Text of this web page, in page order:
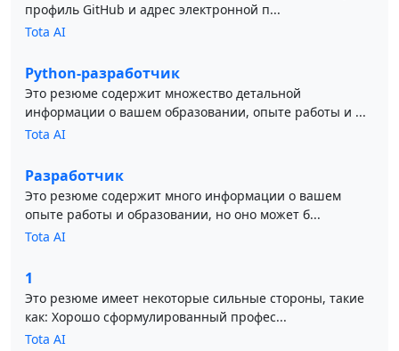
профиль GitHub и адрес электронной п...
Tota AI
Python-разработчик
Это резюме содержит множество детальной
информации о вашем образовании, опыте работы и ...
Tota AI
Разработчик
Это резюме содержит много информации о вашем
опыте работы и образовании, но оно может б...
Tota AI
1
Это резюме имеет некоторые сильные стороны, такие
как: Хорошо сформулированный профес...
Tota AI